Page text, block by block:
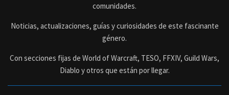
comunidades.
Noticias, actualizaciones, guías y curiosidades de este fascinante
género.
Con secciones fijas de World of Warcraft, TESO, FFXIV, Guild Wars,
Diablo y otros que están por llegar.